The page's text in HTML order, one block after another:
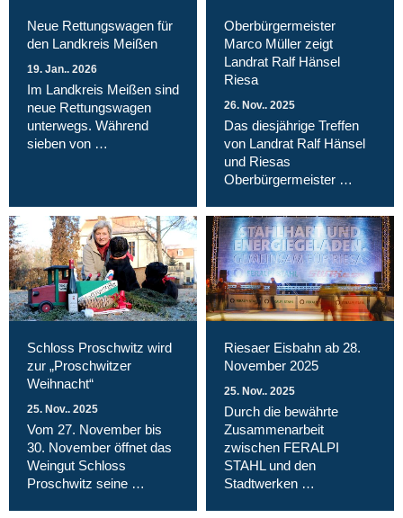
Neue Rettungswagen für
den Landkreis Meißen
19. Jan.. 2026
Im Landkreis Meißen sind
neue Rettungswagen
unterwegs. Während
sieben von …
Oberbürgermeister
Marco Müller zeigt
Landrat Ralf Hänsel
Riesa
26. Nov.. 2025
Das diesjährige Treffen
von Landrat Ralf Hänsel
und Riesas
Oberbürgermeister …
Schloss Proschwitz wird
zur „Proschwitzer
Weihnacht“
25. Nov.. 2025
Vom 27. November bis
30. November öffnet das
Weingut Schloss
Proschwitz seine …
Riesaer Eisbahn ab 28.
November 2025
25. Nov.. 2025
Durch die bewährte
Zusammenarbeit
zwischen FERALPI
STAHL und den
Stadtwerken …